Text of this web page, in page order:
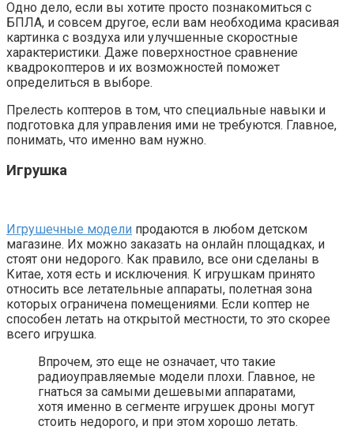
Одно дело, если вы хотите просто познакомиться с
БПЛА, и совсем другое, если вам необходима красивая
картинка с воздуха или улучшенные скоростные
характеристики. Даже поверхностное сравнение
квадрокоптеров и их возможностей поможет
определиться в выборе.
Прелесть коптеров в том, что специальные навыки и
подготовка для управления ими не требуются. Главное,
понимать, что именно вам нужно.
Игрушка
Игрушечные модели продаются в любом детском
магазине. Их можно заказать на онлайн площадках, и
стоят они недорого. Как правило, все они сделаны в
Китае, хотя есть и исключения. К игрушкам принято
относить все летательные аппараты, полетная зона
которых ограничена помещениями. Если коптер не
способен летать на открытой местности, то это скорее
всего игрушка.
Впрочем, это еще не означает, что такие
радиоуправляемые модели плохи. Главное, не
гнаться за самыми дешевыми аппаратами,
хотя именно в сегменте игрушек дроны могут
стоить недорого, и при этом хорошо летать.